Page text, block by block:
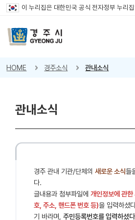
이 누리집은 대한민국 공식 전자정부 누리
HOME 경주소식 관내소식
관내소식
경주 관내 기관/단체의새로운 소식들
다.
글내용과 첨부파일에개인정보에 관
호, 주소, 핸드폰 번호 등)을 입력하셨
기 바라며,주민등록번호를 입력하셨